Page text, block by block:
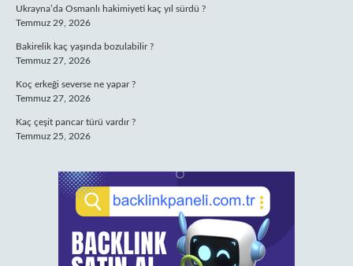
Ukrayna’da Osmanlı hakimiyeti kaç yıl sürdü ?
Temmuz 29, 2026
Bakirelik kaç yaşında bozulabilir ?
Temmuz 27, 2026
Koç erkeği severse ne yapar ?
Temmuz 27, 2026
Kaç çeşit pancar türü vardır ?
Temmuz 25, 2026